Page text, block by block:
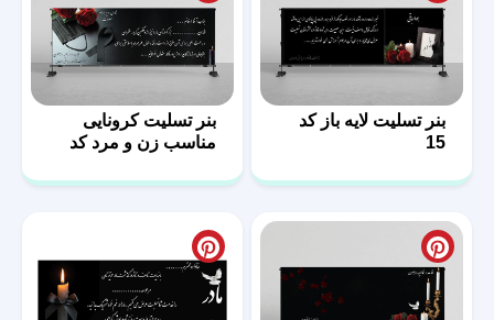
بنر تسلیت لایه باز کد
15
بنر تسلیت کرونایی
مناسب زن و مرد کد